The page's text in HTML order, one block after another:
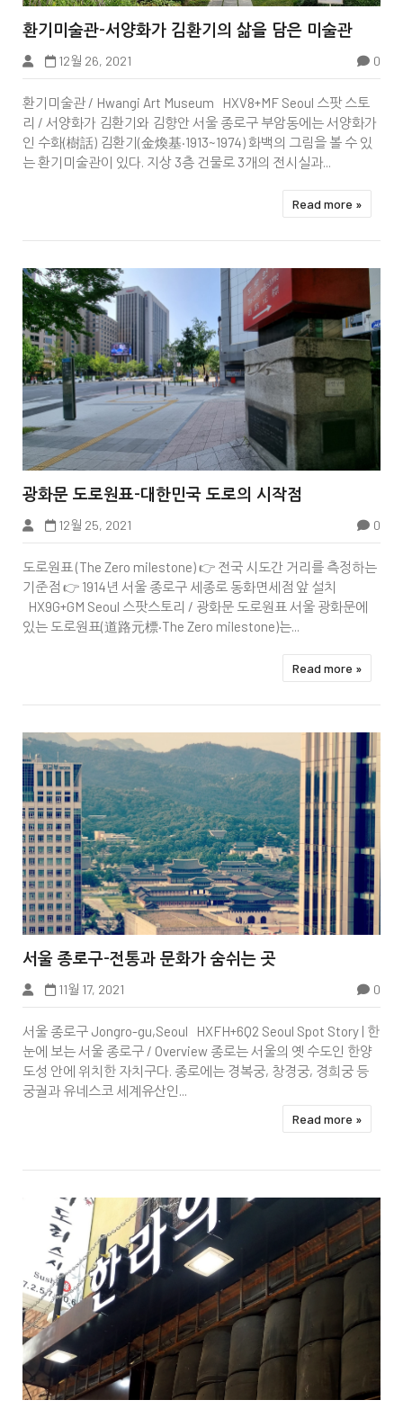


환기미술관-서양화가 김환기의 삶을 담은 미술관
12월 26, 2021 0
환기미술관 / Hwangi Art Museum HXV8+MF Seoul 스팟 스토
리 / 서양화가 김환기와 김향안 서울 종로구 부암동에는 서양화가
인 수화(樹話) 김환기(金煥基·1913~1974) 화백의 그림을 볼 수 있
는 환기미술관이 있다. 지상 3층 건물로 3개의 전시실과...
Read more »


The Zero milestone
광화문 도로원표-대한민국 도로의 시작점
12월 25, 2021 0
도로원표 (The Zero milestone) 👉 전국 시도간 거리를 측정하는
기준점 👉 1914년 서울 종로구 세종로 동화면세점 앞 설치
HX9G+GM Seoul 스팟스토리 / 광화문 도로원표 서울 광화문에
있는 도로원표(道路元標·The Zero milestone)는...
Read more »


Tip&Info
서울 종로구-전통과 문화가 숨쉬는 곳
11월 17, 2021 0
서울 종로구 Jongro-gu,Seoul HXFH+6Q2 Seoul Spot Story | 한
눈에 보는 서울 종로구 / Overview 종로는 서울의 옛 수도인 한양
도성 안에 위치한 자치구다. 종로에는 경복궁, 창경궁, 경희궁 등
궁궐과 유네스코 세계유산인...
Read more »
TB1